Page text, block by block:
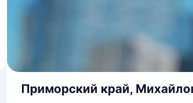
Приморский край,